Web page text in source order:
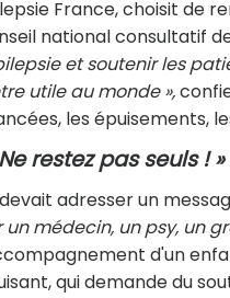
France, choisit de
national consultatif
et soutenir les
utile au monde »,
les épuisements,
restez pas seuls ! »
adresser un
un médecin, un psy, un
d'un
qui demande du